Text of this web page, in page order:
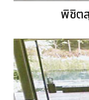
พิชิต